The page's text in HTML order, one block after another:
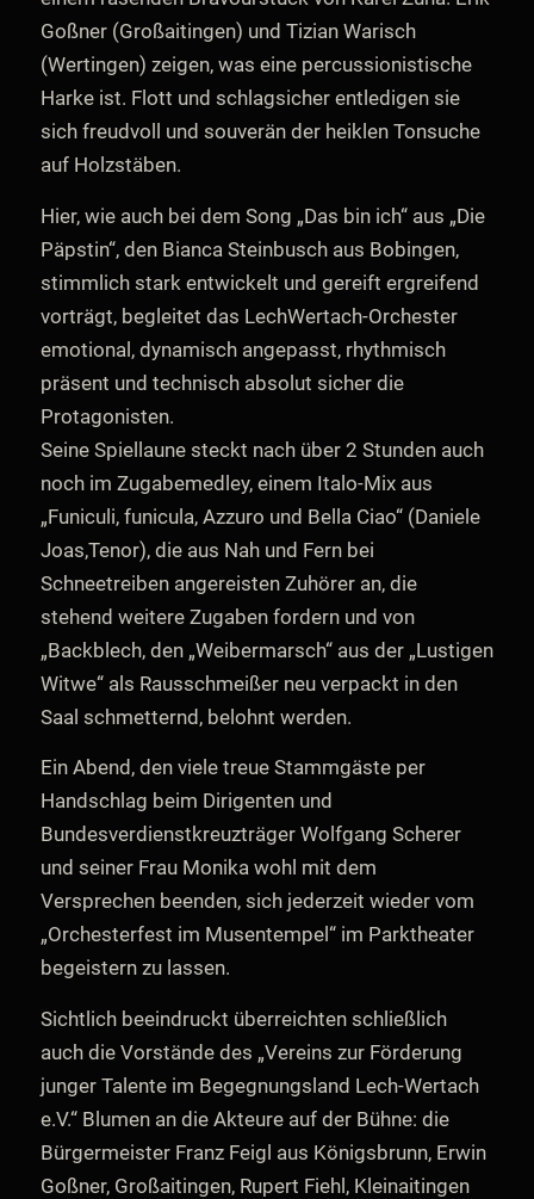
Goßner (Großaitingen) und Tizian Warisch
(Wertingen) zeigen, was eine percussionistische
Harke ist. Flott und schlagsicher entledigen sie
sich freudvoll und souverän der heiklen Tonsuche
auf Holzstäben.
Hier, wie auch bei dem Song „Das bin ich“ aus „Die
Päpstin“, den Bianca Steinbusch aus Bobingen,
stimmlich stark entwickelt und gereift ergreifend
vorträgt, begleitet das LechWertach-Orchester
emotional, dynamisch angepasst, rhythmisch
präsent und technisch absolut sicher die
Protagonisten.
Seine Spiellaune steckt nach über 2 Stunden auch
noch im Zugabemedley, einem Italo-Mix aus
„Funiculi, funicula, Azzuro und Bella Ciao“ (Daniele
Joas,Tenor), die aus Nah und Fern bei
Schneetreiben angereisten Zuhörer an, die
stehend weitere Zugaben fordern und von
„Backblech, den „Weibermarsch“ aus der „Lustigen
Witwe“ als Rausschmeißer neu verpackt in den
Saal schmetternd, belohnt werden.
Ein Abend, den viele treue Stammgäste per
Handschlag beim Dirigenten und
Bundesverdienstkreuzträger Wolfgang Scherer
und seiner Frau Monika wohl mit dem
Versprechen beenden, sich jederzeit wieder vom
„Orchesterfest im Musentempel“ im Parktheater
begeistern zu lassen.
Sichtlich beeindruckt überreichten schließlich
auch die Vorstände des „Vereins zur Förderung
junger Talente im Begegnungsland Lech-Wertach
e.V.“ Blumen an die Akteure auf der Bühne: die
Bürgermeister Franz Feigl aus Königsbrunn, Erwin
Goßner, Großaitingen, Rupert Fiehl, Kleinaitingen